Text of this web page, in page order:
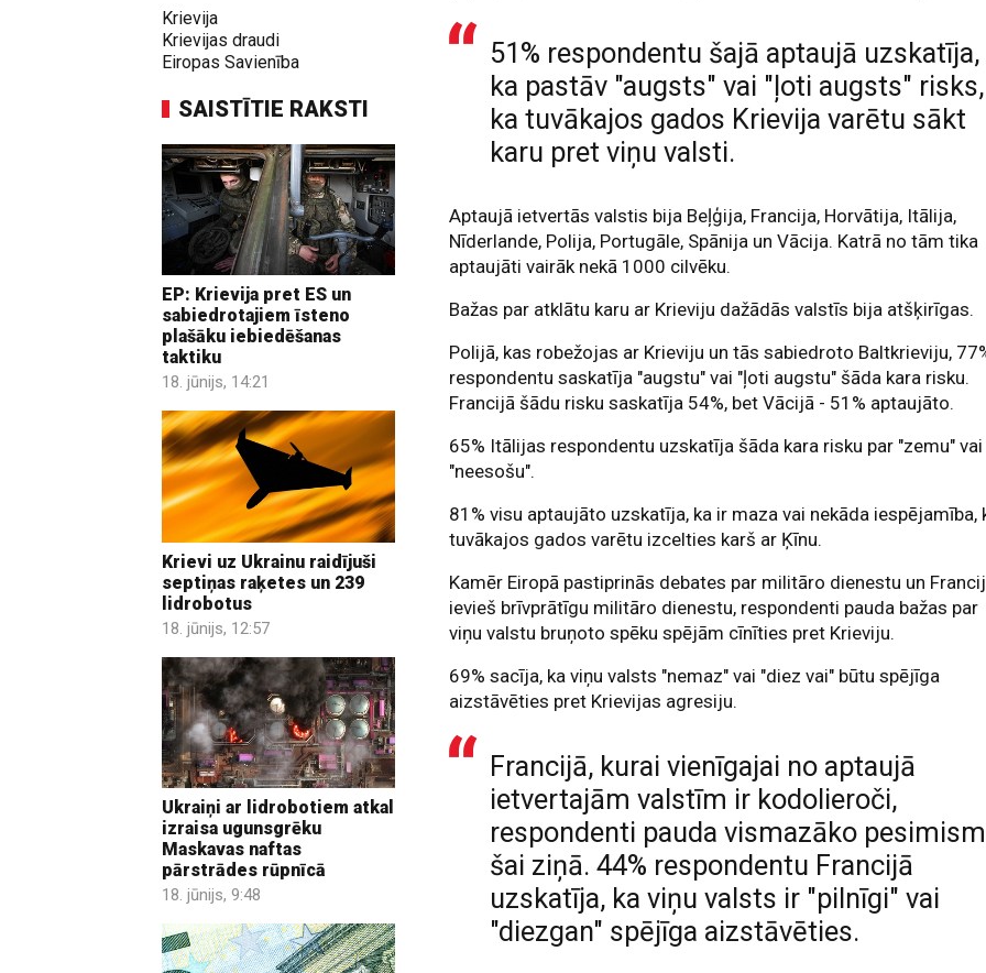
Krievija
Krievijas draudi
Eiropas Savienība
SAISTĪTIE RAKSTI
EP: Krievija pret ES un
sabiedrotajiem īsteno
plašāku iebiedēšanas
taktiku
18. jūnijs, 14:21
Krievi uz Ukrainu raidījuši
septiņas raķetes un 239
lidrobotus
18. jūnijs, 12:57
Ukraiņi ar lidrobotiem atkal
izraisa ugunsgrēku
Maskavas naftas
pārstrādes rūpnīcā
18. jūnijs, 9:48
51% respondentu šajā aptaujā uzskatīja,
ka pastāv "augsts" vai "ļoti augsts" risks,
ka tuvākajos gados Krievija varētu sākt
karu pret viņu valsti.
Aptaujā ietvertās valstis bija Beļģija, Francija, Horvātija, Itālija,
Nīderlande, Polija, Portugāle, Spānija un Vācija. Katrā no tām tika
aptaujāti vairāk nekā 1000 cilvēku.
Bažas par atklātu karu ar Krieviju dažādās valstīs bija atšķirīgas.
Polijā, kas robežojas ar Krieviju un tās sabiedroto Baltkrieviju,
respondentu saskatīja "augstu" vai "ļoti augstu" šāda kara risku.
Francijā šādu risku saskatīja 54%, bet Vācijā - 51% aptaujāto.
65% Itālijas respondentu uzskatīja šāda kara risku par "zemu" vai
"neesošu".
81% visu aptaujāto uzskatīja, ka ir maza vai nekāda iespējamība,
tuvākajos gados varētu izcelties karš ar Ķīnu.
Kamēr Eiropā pastiprinās debates par militāro dienestu un
ievieš brīvprātīgu militāro dienestu, respondenti pauda bažas par
viņu valstu bruņoto spēku spējām cīnīties pret Krieviju.
69% sacīja, ka viņu valsts "nemaz" vai "diez vai" būtu spējīga
aizstāvēties pret Krievijas agresiju.
Francijā, kurai vienīgajai no aptaujā
ietvertajām valstīm ir kodolieroči,
respondenti pauda vismazāko
šai ziņā. 44% respondentu Francijā
uzskatīja, ka viņu valsts ir "pilnīgi" vai
"diezgan" spējīga aizstāvēties.